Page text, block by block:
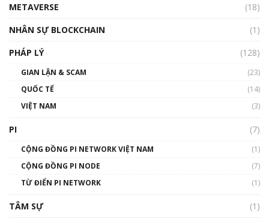
01:32:59
gió ấm
Talkshow 14: MemeCoin – Trò đùa tỷ đô
01:29:26
METAVERSE
(18)
NHÂN SỰ BLOCKCHAIN
(1)
PHÁP LÝ
(128)
GIAN LẬN & SCAM
(23)
QUỐC TẾ
(14)
VIỆT NAM
(3)
PI (7)
CỘNG ĐỒNG PI NETWORK VIỆT NAM
(1)
CỘNG ĐỒNG PI NODE
(7)
TỪ ĐIỂN PI NETWORK
(1)
TÂM SỰ
(1)